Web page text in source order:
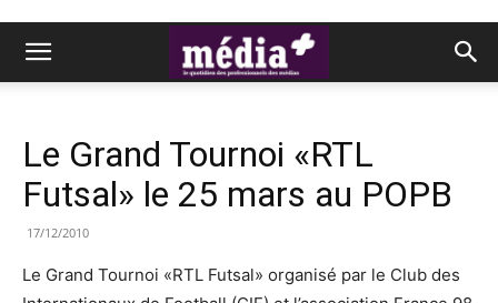
Le Grand Tournoi «RTL
Futsal» le 25 mars au POPB
17/12/2010
Le Grand Tournoi «RTL Futsal» organisé par le Club des